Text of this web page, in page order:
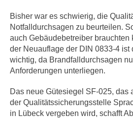
Bisher war es schwierig, die
Notfalldurchsagen zu beurteilen.
auch Gebäudebetreiber brauchten
der Neuauflage der DIN 0833-4 ist
wichtig, da Brandfalldurchsagen
Anforderungen unterliegen.
Das neue Gütesiegel SF-025, das
der Qualitätssicherungsstelle
in Lübeck vergeben wird, schafft